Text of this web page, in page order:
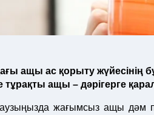
ащы ас қорыту жүйесінің
тұрақты ащы – дәрігерге
жағымсыз ащы дәм